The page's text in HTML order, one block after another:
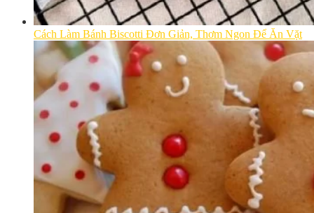
Cách Làm Bánh Biscotti Đơn Giản, Thơm Ngon Để Ăn Vặt